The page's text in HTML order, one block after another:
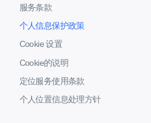
服务条款
个人信息保护政策
Cookie 设置
Cookie的说明
定位服务使用条款
个人位置信息处理方针